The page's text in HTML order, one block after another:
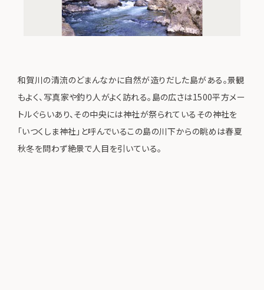
和賀川の清流のどまんなかに自然が造りだした島がある。景観
もよく、写真家や釣り人がよく訪れる。島の広さは1500平方メー
トルぐらいあり、その中央には神社が祭られているその神社を
「いつくしま神社」と呼んでいるこの島の川下からの眺めは春夏
秋冬を問わず絶景で人目を引いている。